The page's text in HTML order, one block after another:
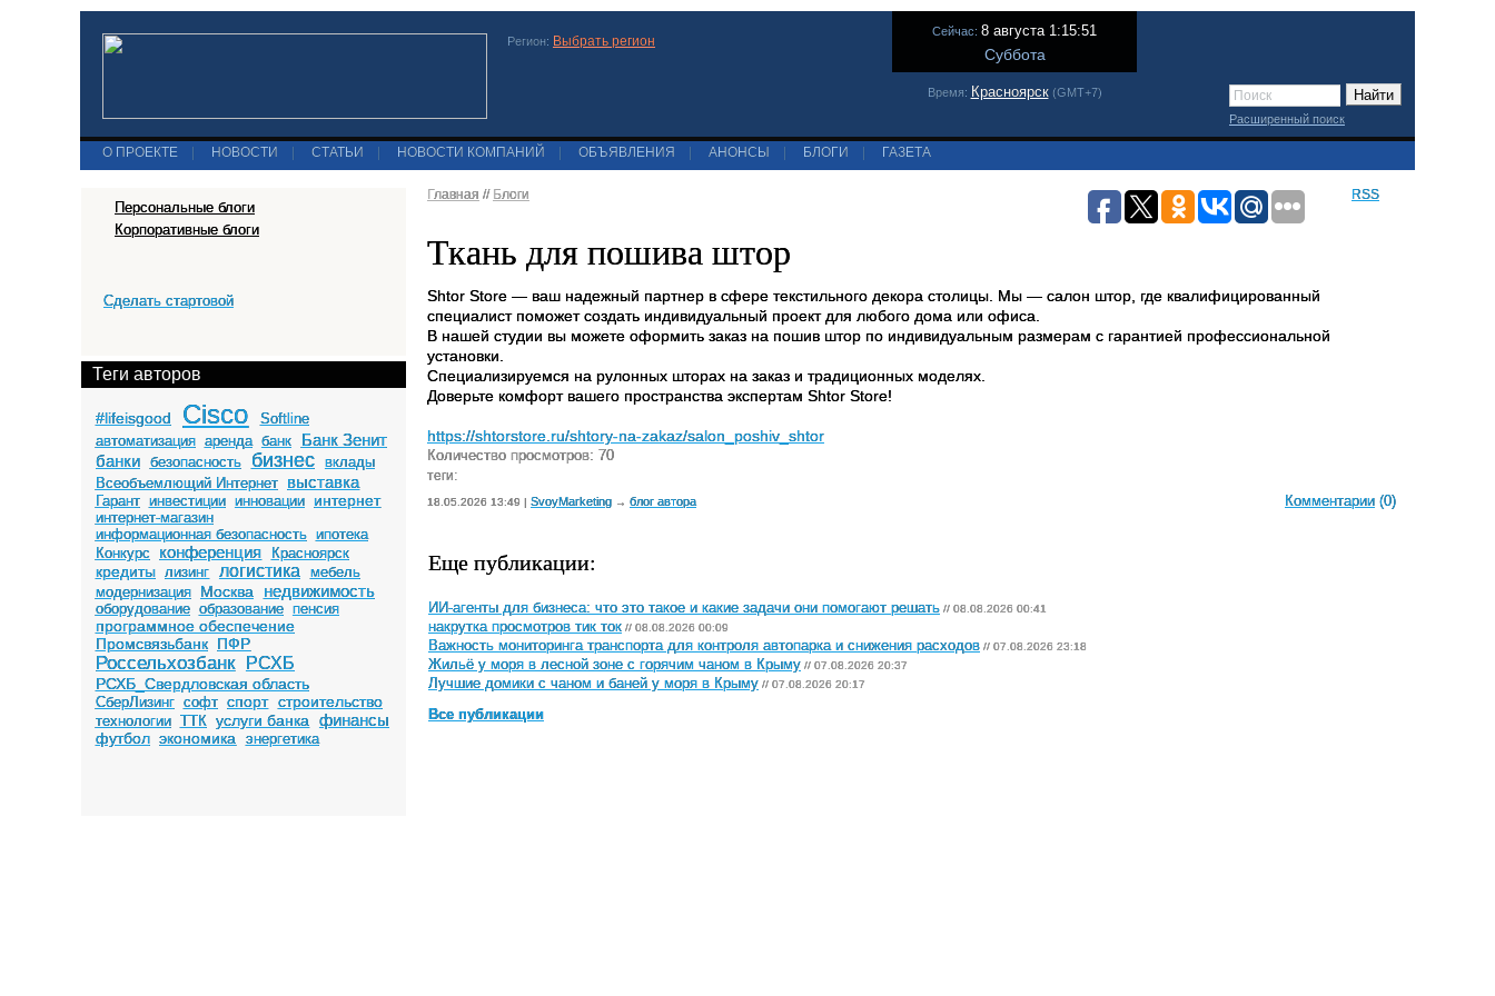
Регион: Выбрать регион
Сейчас: 8 августа 1:15:51
Суббота
Время: Красноярск(GMT+7)
Расширенный поиск
О ПРОЕКТЕ НОВОСТИ СТАТЬИ НОВОСТИ КОМПАНИЙ ОБЪЯВЛЕНИЯ АНОНСЫ БЛОГИ ГАЗЕТА
Персональные блоги
Корпоративные блоги
Сделать стартовой
Теги авторов
#lifeisgood Cisco
Softline
автоматизация аренда банк
Банк Зенит
банки безопасность бизнес
вклады
Всеобъемлющий Интернет
выставка
Гарант инвестиции инновации интернет
интернет-магазин
информационная безопасность ипотека
Конкурс
конференция Красноярск
кредиты лизинг логистика
мебель
модернизация
Москва недвижимость
оборудование образование пенсия
программное обеспечение
Промсвязьбанк ПФР
Россельхозбанк РСХБ
РСХБ_Свердловская область
СберЛизинг софт спорт строительство
технологии ТТК услуги банка финансы
футбол экономика энергетика
Главная // Блоги RSS
Ткань для пошива штор
Shtor Store — ваш надежный партнер в сфере текстильного декора столицы. Мы — салон штор, где квалифицированный
специалист поможет создать индивидуальный проект для любого дома или офиса.
В нашей студии вы можете оформить заказ на пошив штор по индивидуальным размерам с гарантией профессиональной
установки.
Специализируемся на рулонных шторах на заказ и традиционных моделях.
Доверьте комфорт вашего пространства экспертам Shtor Store!
https://shtorstore.ru/shtory-na-zakaz/salon_poshiv_shtor
Количество просмотров: 70
теги:
18.05.2026 13:49 | SvoyMarketing → блог автора Комментарии (0)
Еще публикации:
ИИ-агенты для бизнеса: что это такое и какие задачи они помогают решать // 08.08.2026 00:41
накрутка просмотров тик ток // 08.08.2026 00:09
Важность мониторинга транспорта для контроля автопарка и снижения расходов // 07.08.2026 23:18
Жильё у моря в лесной зоне с горячим чаном в Крыму // 07.08.2026 20:37
Лучшие домики с чаном и баней у моря в Крыму // 07.08.2026 20:17
Все публикации